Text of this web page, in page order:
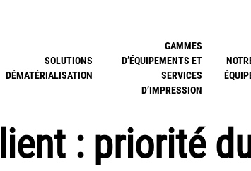
SOLUTIONS
DÉMATÉRIALISATION
GAMMES
D’ÉQUIPEMENTS ET
SERVICES
D’IMPRESSION
: priorité